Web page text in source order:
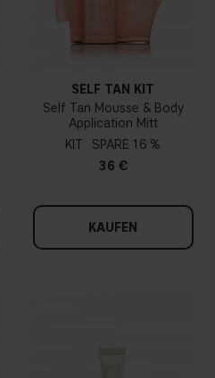
SELF TAN KIT
Self Tan Mousse & Body
Application Mitt
KIT
16 %
36 €
KAUFEN